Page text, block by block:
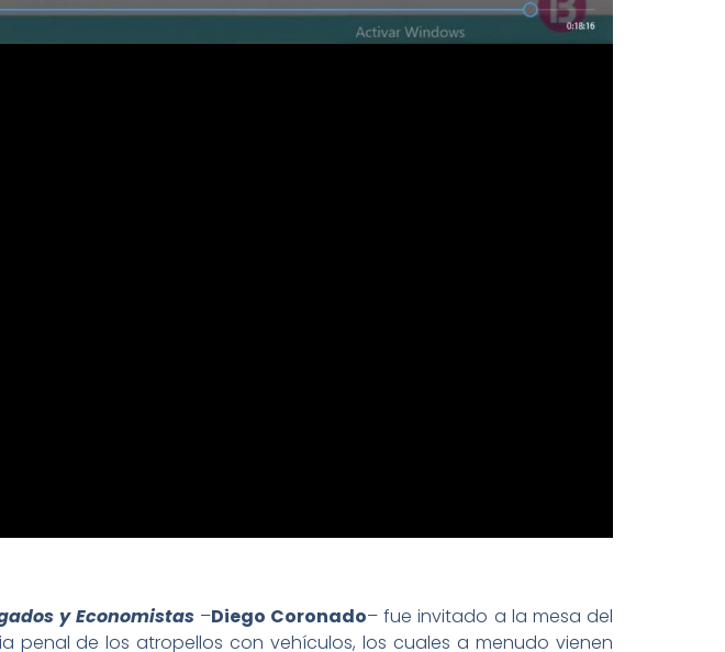
y Economistas–Diego Coronado– fue invitado a la mesa del
penal de los atropellos con vehículos, los cuales a menudo vienen